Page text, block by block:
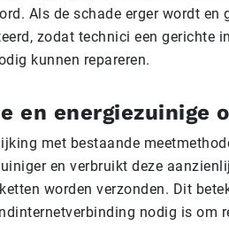
Als de schade erger wordt en
zodat technici een gerichte
kunnen repareren.
en energiezuinige
met bestaande
en verbruikt deze
worden verzonden. Dit
nodig is om